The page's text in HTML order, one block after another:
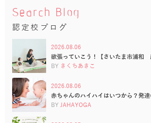
Search Blog
認定校ブログ
2026.08.06
欲張っていこう！【さいたま市浦和
BY きくちあきこ
2026.08.06
赤ちゃんのハイハイはいつから？発
BY JAHAYOGA